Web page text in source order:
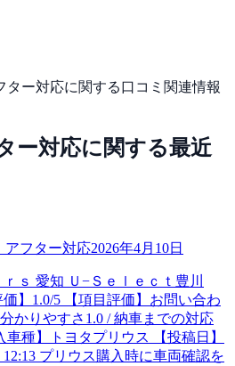
ター対応に関する口コミ関連情報
ー対応に関する最近
アフター対応2026年4月10日
ｓ 愛知 Ｕ−Ｓｅｌｅｃｔ豊川
価】1.0/5 【項目評価】お問い合わ
かりやすさ1.0 / 納車までの対応
車種】トヨタプリウス 【投稿日】
プリウス購入時に車両確認を